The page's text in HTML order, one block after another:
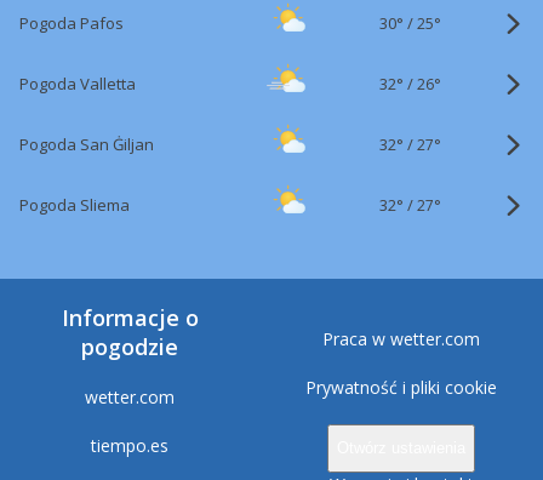
Pogoda Pafos 30° /25°
Pogoda Valletta 32° /26°
Pogoda San Ġiljan 32° /27°
Pogoda Sliema 32° /27°
Informacje o
pogodzie
wetter.com
tiempo.es
Praca w wetter.com
Prywatność i pliki cookie